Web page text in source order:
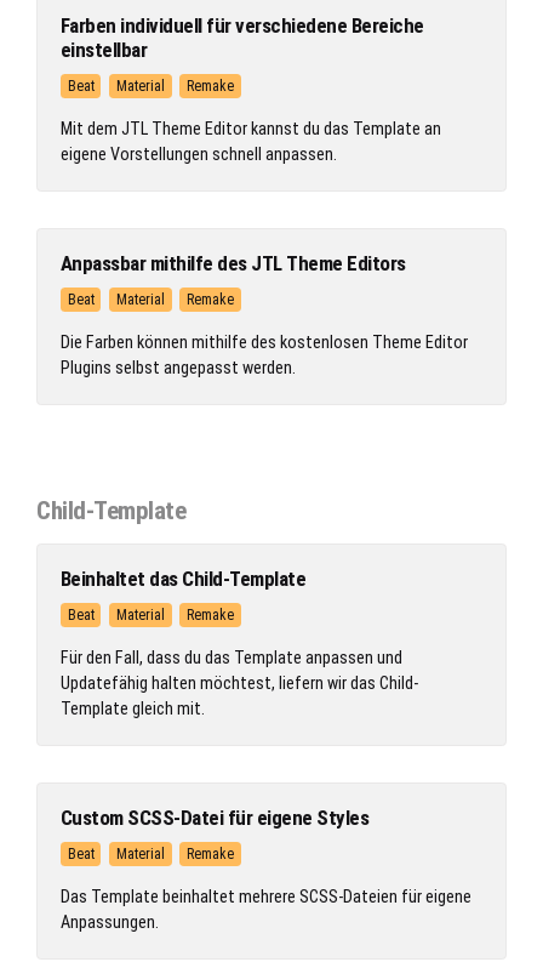
Farben individuell für verschiedene Bereiche
einstellbar
Beat Material Remake
Mit dem JTL Theme Editor kannst du das Template an
eigene Vorstellungen schnell anpassen.
Anpassbar mithilfe des JTL Theme Editors
Beat Material Remake
Die Farben können mithilfe des kostenlosen Theme Editor
Plugins selbst angepasst werden.
Child-Template
Beinhaltet das Child-Template
Beat Material Remake
Für den Fall, dass du das Template anpassen und
Updatefähig halten möchtest, liefern wir das Child-
Template gleich mit.
Custom SCSS-Datei für eigene Styles
Beat Material Remake
Das Template beinhaltet mehrere SCSS-Dateien für eigene
Anpassungen.